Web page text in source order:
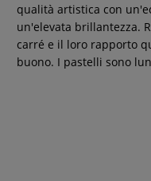
qualità artistica con
un'elevata brillantezza.
carré e il loro rapporto
buono. I pastelli sono